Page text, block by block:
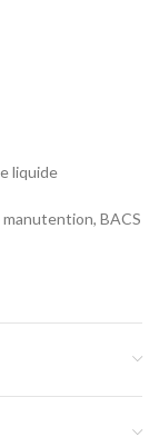
liquide
manutention, BACS